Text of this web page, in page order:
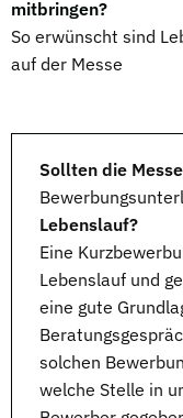
mitbringen?
So erwünscht sind
auf der Messe
Sollten die
Lebenslauf?
Eine
Lebenslauf und
eine gute
solchen
welche Stelle in